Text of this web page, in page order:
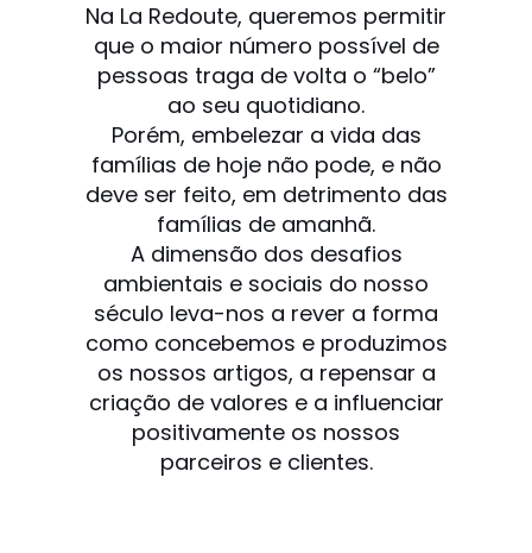
Na La Redoute, queremos permitir
que o maior número possível de
pessoas traga de volta o “belo”
ao seu quotidiano.
Porém, embelezar a vida das
famílias de hoje não pode, e não
deve ser feito, em detrimento das
famílias de amanhã.
A dimensão dos desafios
ambientais e sociais do nosso
século leva-nos a rever a forma
como concebemos e produzimos
os nossos artigos, a repensar a
criação de valores e a influenciar
positivamente os nossos
parceiros e clientes.